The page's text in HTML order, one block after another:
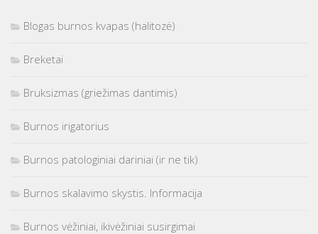
Blogas burnos kvapas (halitozė)
Breketai
Bruksizmas (griežimas dantimis)
Burnos irigatorius
Burnos patologiniai dariniai (ir ne tik)
Burnos skalavimo skystis. Informacija
Burnos vėžiniai, ikivėžiniai susirgimai